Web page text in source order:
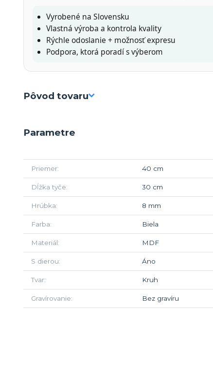
Vyrobené na Slovensku
Vlastná výroba a kontrola kvality
Rýchle odoslanie + možnosť expresu
Podpora, ktorá poradí s výberom
Pôvod tovaru
Parametre
Priemer 40 cm
Dĺžka tyče 30 cm
Hrúbka 8 mm
Farba Biela
Materiál MDF
S dierou Áno
Tvar Kruh
Gravírovanie Bez gravíru